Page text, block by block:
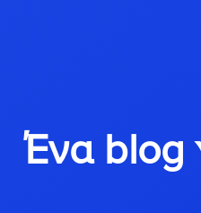
Ένα blog